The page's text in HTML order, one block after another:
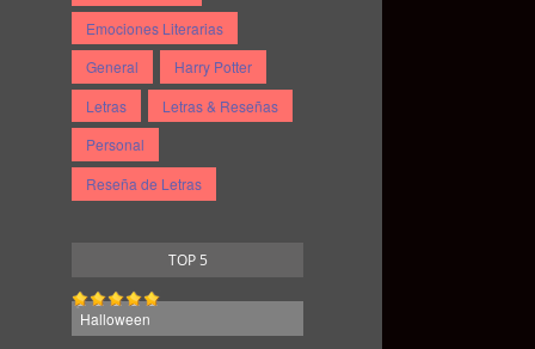
Emociones Literarias
General
Harry Potter
Letras
Letras & Reseñas
Personal
Reseña de Letras
TOP 5
Halloween